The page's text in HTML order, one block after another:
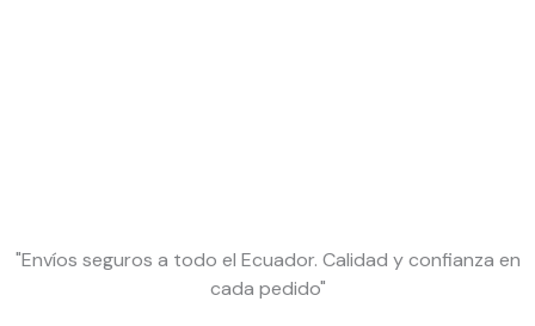
"Envíos seguros a todo el Ecuador. Calidad y confianza en
cada pedido"